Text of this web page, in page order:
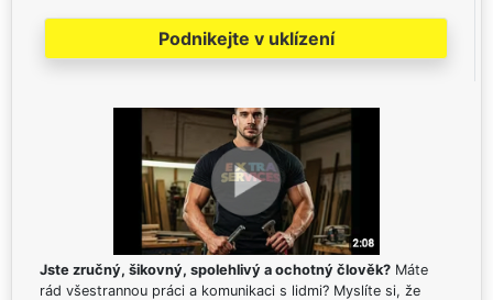
Podnikejte v uklízení
Jste zručný, šikovný, spolehlivý a ochotný člověk? Máte
rád všestrannou práci a komunikaci s lidmi? Myslíte si, že